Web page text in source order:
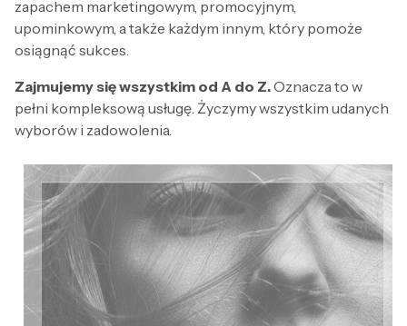
zapachem marketingowym, promocyjnym,
upominkowym, a także każdym innym, który pomoże
osiągnąć sukces.
Zajmujemy się wszystkim od A do Z.Oznacza to w
pełni kompleksową usługę. Życzymy wszystkim udanych
wyborów i zadowolenia.